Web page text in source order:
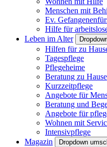
Menschen mit
Ev.
Hilfe für
Leben im Alter
Hilfen für zu
Tagespflege
Pflegeheime
Beratung zu Hause
Kurzzeitpflege
Angebote für
Beratung und
Angebote für
Wohnen mit
Intensivpflege
Magazin
Dropdown